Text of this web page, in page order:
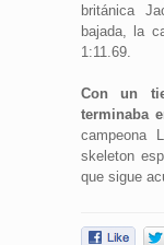
británica
bajada, la
1:11.69.
Con un
terminaba
campeona
skeleton
que sigue